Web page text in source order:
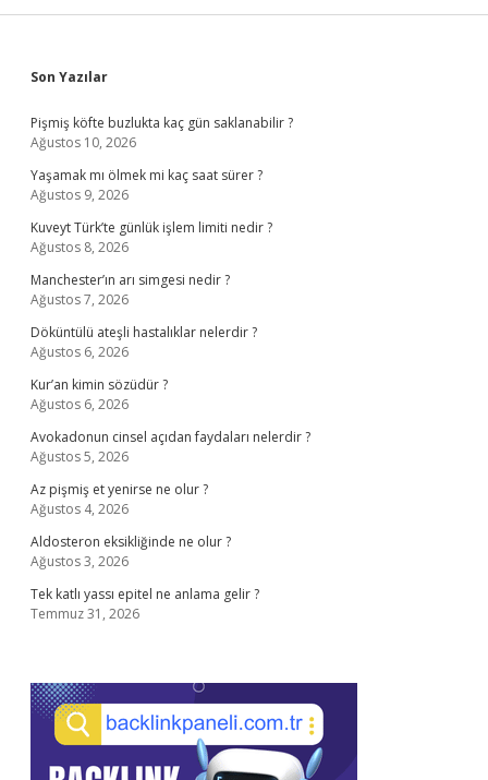
Sidebar
Son Yazılar
Pişmiş köfte buzlukta kaç gün saklanabilir ?
Ağustos 10, 2026
Yaşamak mı ölmek mi kaç saat sürer ?
Ağustos 9, 2026
Kuveyt Türk’te günlük işlem limiti nedir ?
Ağustos 8, 2026
Manchester’ın arı simgesi nedir ?
Ağustos 7, 2026
Döküntülü ateşli hastalıklar nelerdir ?
Ağustos 6, 2026
Kur’an kimin sözüdür ?
Ağustos 6, 2026
Avokadonun cinsel açıdan faydaları nelerdir ?
Ağustos 5, 2026
Az pişmiş et yenirse ne olur ?
Ağustos 4, 2026
Aldosteron eksikliğinde ne olur ?
Ağustos 3, 2026
Tek katlı yassı epitel ne anlama gelir ?
Temmuz 31, 2026